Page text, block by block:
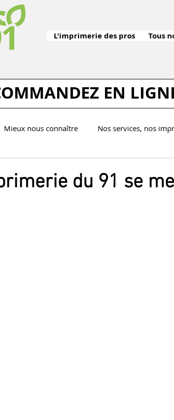
L'imprimerie des pros Tous
Mieux nous connaître Nos services, nos
du 91 se